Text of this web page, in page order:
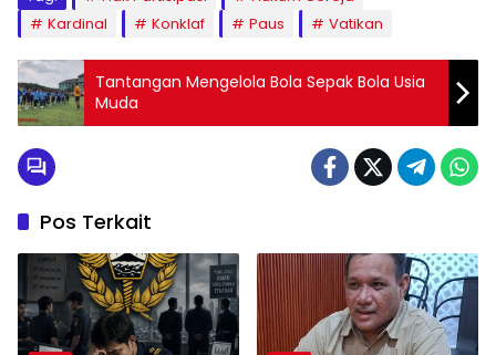
Kardinal
Konklaf Paus Vatikan
Tantangan Mengelola Bola Sepak Bola Usia
Muda
Pos Terkait